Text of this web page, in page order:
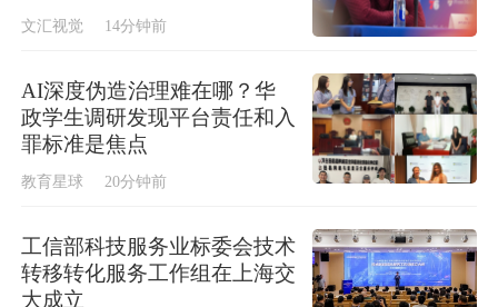
文汇视觉 14分钟前
AI深度伪造治理难在哪？华
政学生调研发现平台责任和入
罪标准是焦点
教育星球 20分钟前
工信部科技服务业标委会技术
转移转化服务工作组在上海交
大成立